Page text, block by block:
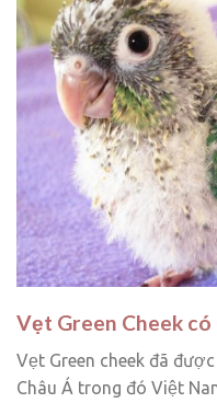
Vẹt Green Cheek
Vẹt Green cheek đã
Châu Á trong đó Việt